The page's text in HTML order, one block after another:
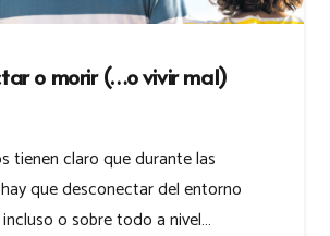
o morir (…o vivir mal)
tienen claro que durante las
que desconectar del entorno
o sobre todo a nivel…